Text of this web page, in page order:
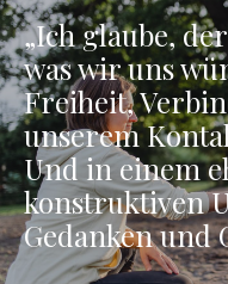
„Ich glaube,
was wir uns
Freiheit,
unserem
Und in einem
konstruktiven
Gedanken und